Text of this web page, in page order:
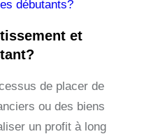
débutants?
et
de placer de
ou des biens
un profit à long